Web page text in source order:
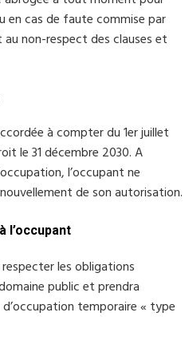
cas de faute commise par
non-respect des clauses et
à compter du 1er juillet
le 31 décembre 2030. A
l’occupant ne
de son autorisation.
l’occupant
les obligations
public et prendra
temporaire « type